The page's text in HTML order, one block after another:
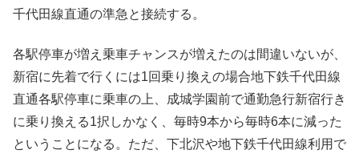
千代田線直通の準急と接続する。
各駅停車が増え乗車チャンスが増えたのは間違いないが、
新宿に先着で行くには1回乗り換えの場合地下鉄千代田線
直通各駅停車に乗車の上、成城学園前で通勤急行新宿行き
に乗り換える1択しかなく、毎時9本から毎時6本に減った
ということになる。ただ、下北沢や地下鉄千代田線利用で